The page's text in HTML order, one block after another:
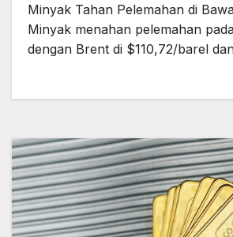
Minyak Tahan Pelemahan di
Minyak menahan pelemahan
dengan Brent di $110,72/barel